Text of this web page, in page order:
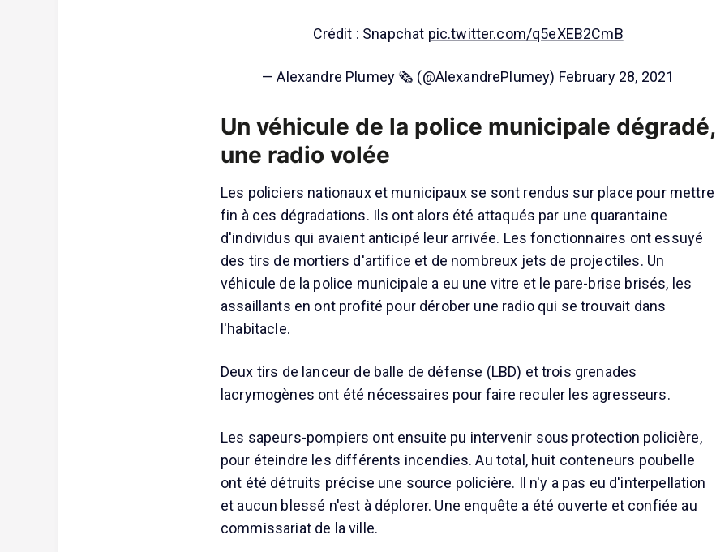
Crédit : Snapchat pic.twitter.com/q5eXEB2CmB
— Alexandre Plumey 🗞 (@AlexandrePlumey) February 28, 2021
Un véhicule de la police municipale dégradé,
une radio volée
Les policiers nationaux et municipaux se sont rendus sur place pour mettre
fin à ces dégradations. Ils ont alors été attaqués par une quarantaine
d'individus qui avaient anticipé leur arrivée. Les fonctionnaires ont essuyé
des tirs de mortiers d'artifice et de nombreux jets de projectiles. Un
véhicule de la police municipale a eu une vitre et le pare-brise brisés, les
assaillants en ont profité pour dérober une radio qui se trouvait dans
l'habitacle.
Deux tirs de lanceur de balle de défense (LBD) et trois grenades
lacrymogènes ont été nécessaires pour faire reculer les agresseurs.
Les sapeurs-pompiers ont ensuite pu intervenir sous protection policière,
pour éteindre les différents incendies. Au total, huit conteneurs poubelle
ont été détruits précise une source policière. Il n'y a pas eu d'interpellation
et aucun blessé n'est à déplorer. Une enquête a été ouverte et confiée au
commissariat de la ville.